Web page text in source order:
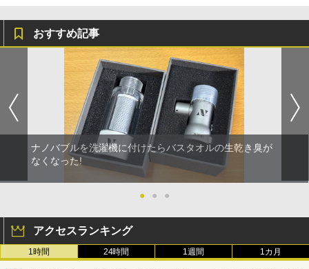
おすすめ記事
ナノバブルを洗濯機に付けたらバスタオルの生乾き臭が
なくなった!
● ● ●
アクセスランキング
1時間 24時間 1週間 1カ月